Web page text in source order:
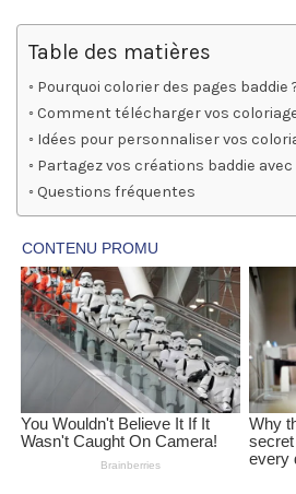
Table des matières
Pourquoi colorier des pages baddie
Comment télécharger vos
Idées pour personnaliser vos
Partagez vos créations baddie
Questions fréquentes